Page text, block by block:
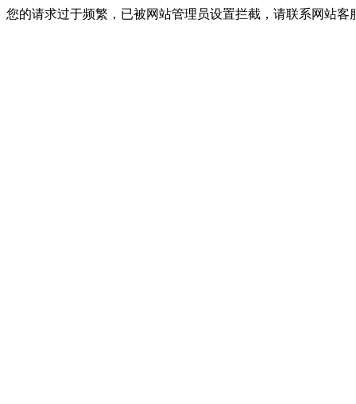
您的请求过于频繁，已被网站管理员设置拦截，请联系网站客